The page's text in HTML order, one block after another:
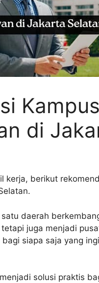
di
kerja, berikut
daerah
juga menjadi
siapa saja yang
menjadi solusi praktis